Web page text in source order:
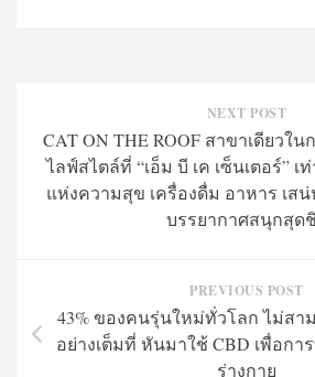
NEXT POST
CAT ON THE ROOF สาขาเดียวใน
ไลฟ์สไตล์ที่ “เอ็ม บี เค เซ็นเตอร์”
แห่งความสุข เครื่องดื่ม อาหาร เสน่
บรรยากาศสนุกสุด
PREVIOUS POST
43% ของคนรุ่นใหม่ทั่วโลก ไม่ส
อย่างเต็มที่ หันมาใช้ CBD เพื่อก
ร่างกาย